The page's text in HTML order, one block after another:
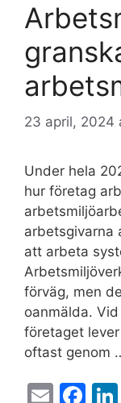
o
k
23 april, 2024
Under hela
hur företag
arbetsgivarna
att arbeta
förväg, men
oanmälda.
företaget
oftast genom
E
F